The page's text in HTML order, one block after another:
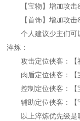
【宝物】增加攻
【首饰】增加攻
个人建议少主们
淬炼：
攻击定位侠客：【
肉盾定位侠客：【
控制定位侠客：【
辅助定位侠客：【
以上淬炼优先级